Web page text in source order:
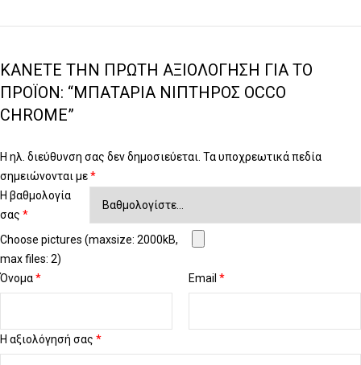
ΚΆΝΕΤΕ ΤΗΝ ΠΡΏΤΗ ΑΞΙΟΛΌΓΗΣΗ ΓΙΑ ΤΟ
ΠΡΟΪΌΝ: “ΜΠΑΤΑΡΊΑ ΝΙΠΤΉΡΟΣ OCCO
CHROME”
Η ηλ. διεύθυνση σας δεν δημοσιεύεται. Τα υποχρεωτικά πεδία
σημειώνονται με*
Η βαθμολογία
σας *
Η αξιολόγησή σας *
Choose pictures (maxsize: 2000kB,
max files: 2)
Όνομα* Email *